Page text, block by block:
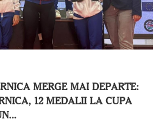
MERGE MAI DEPARTE:
12 MEDALII LA CUPA